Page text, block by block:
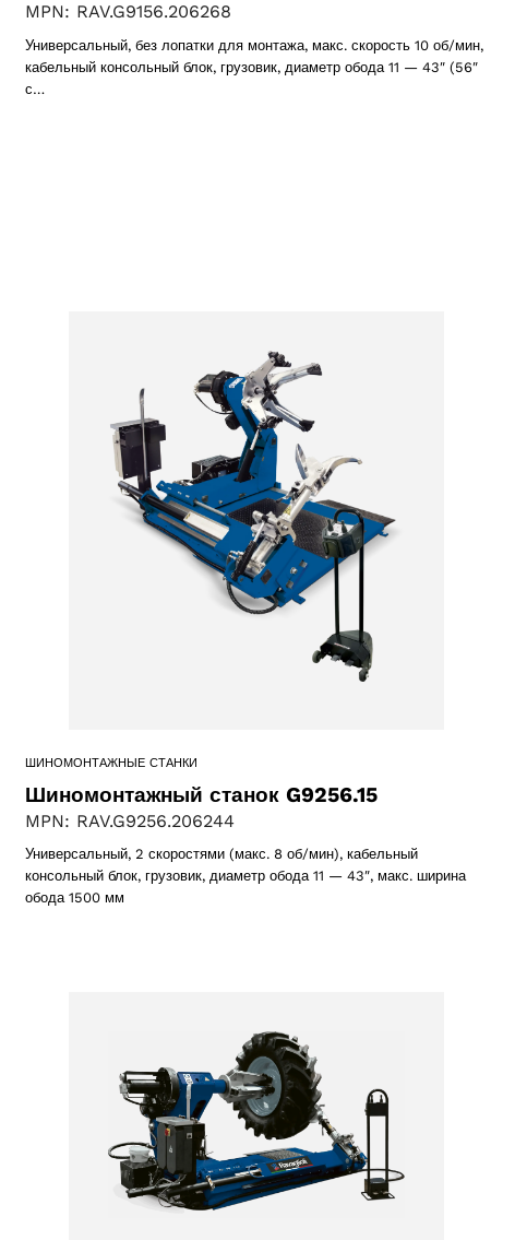
MPN: RAV.G9156.206268
Универсальный, без лопатки для монтажа, макс. скорость 10 об/мин,
кабельный консольный блок, грузовик, диаметр обода 11 — 43″ (56″
с…
ШИНОМОНТАЖНЫЕ СТАНКИ
Шиномонтажный станок G9256.15
MPN: RAV.G9256.206244
Универсальный, 2 скоростями (макс. 8 об/мин), кабельный
консольный блок, грузовик, диаметр обода 11 — 43″, макс. ширина
обода 1500 мм